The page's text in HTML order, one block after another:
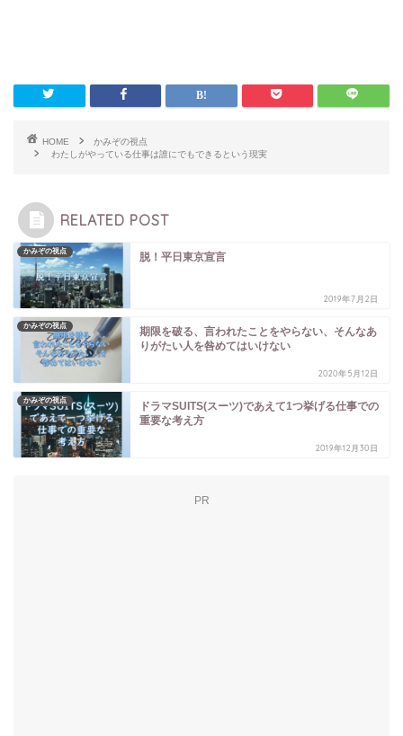
HOME
かみぞの視点
わたしがやっている仕事は誰にでもできるという現実
RELATED POST
かみぞの視点 脱！平日東京宣言
2019年7月2日
かみぞの視点
期限を破る、言われたことをやらない、そんなあ
りがたい人を咎めてはいけない
2020年5月12日
かみぞの視点
ドラマSUITS(スーツ)であえて1つ挙げる仕事での
重要な考え方
2019年12月30日
PR